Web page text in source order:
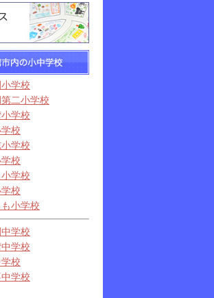
学校
二小学校
学校
校
学校
校
学校
校
小学校
学校
学校
校
学校